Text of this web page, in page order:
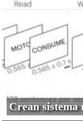
Crean sistema